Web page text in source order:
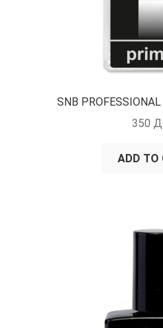
SNB
350
ADD TO